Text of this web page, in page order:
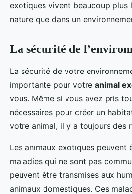
exotiques vivent beaucoup plus
nature que dans un
La sécurité de
La sécurité de votre
importante pour votre animal
vous. Même si vous avez pris
nécessaires pour créer un
votre animal, il y a toujours des
Les animaux exotiques peuvent
maladies qui ne sont pas
peuvent être transmises aux
animaux domestiques. Ces